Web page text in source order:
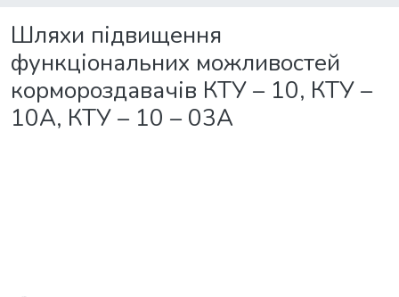
Шляхи підвищення
функціональних можливостей
кормороздавачів КТУ – 10, КТУ –
10А, КТУ – 10 – 03А